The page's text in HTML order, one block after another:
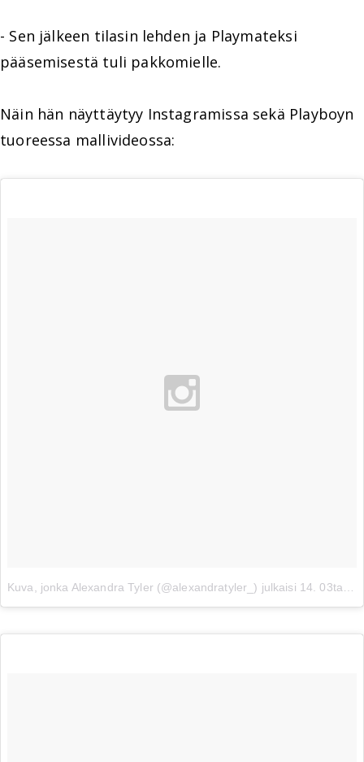
- Sen jälkeen tilasin lehden ja Playmateksi
pääsemisestä tuli pakkomielle.
Näin hän näyttäytyy Instagramissa sekä Playboyn
tuoreessa mallivideossa:
Kuva, jonka Alexandra Tyler (@alexandratyler_) julkaisi 14. 03ta 2015 klo 15.41 PDT